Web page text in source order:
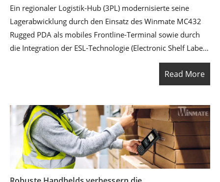
Ein regionaler Logistik-Hub (3PL) modernisierte seine
Lagerabwicklung durch den Einsatz des Winmate MC432
Rugged PDA als mobiles Frontline-Terminal sowie durch
die Integration der ESL-Technologie (Electronic Shelf Label)
in wichtige Lager- und Kommissionierzonen. Durch die
Integration des MC432 mit dem bestehenden Warehouse
Management System (WMS) über RF und Handheld-
und statische Lageranweisungen durch Echtzeit-,
scanbasierte und visuell geführte Workflows. Das Ergebnis
war eine höhere operative Transparenz, bessere
Rückverfolgbarkeit und eine gesteigerte
Versandgenauigkeit über den gesamten Lagerzyklus
Read More